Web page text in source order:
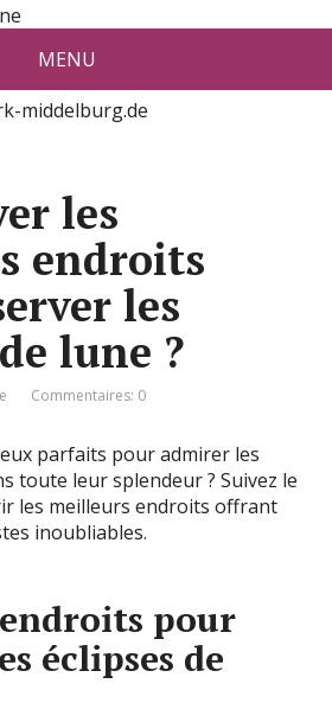
vue par De
Middelburg
middelburg.de
MENU
les
endroits
les
lune ?
Commentaires: 0
parfaits pour admirer les
toute leur splendeur ? Suivez le
les meilleurs endroits offrant
inoubliables.
pour
éclipses de